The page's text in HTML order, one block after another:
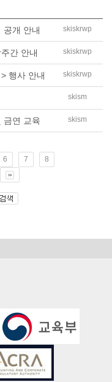
공개 안내 skiskrwp
간 안내 skiskrwp
행사 안내 skiskrwp
skism
금연 교육 skism
6 7
8